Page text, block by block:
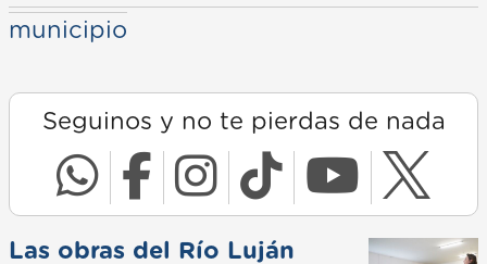
municipio
Seguinos y no te pierdas de nada
Las obras del Río Luján